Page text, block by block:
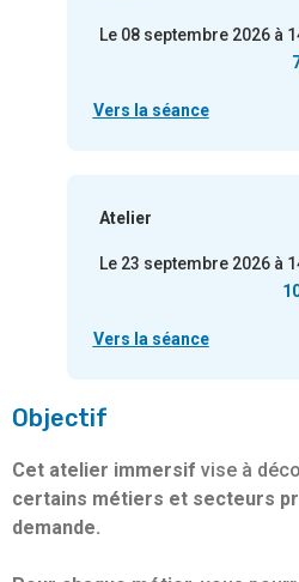
Objectif
Cet atelier immersif vise à
certains métiers et secteurs
demande.
Le 08 septembre 2026 à
Vers la séance
Atelier
Le 23 septembre 2026 à
Vers la séance